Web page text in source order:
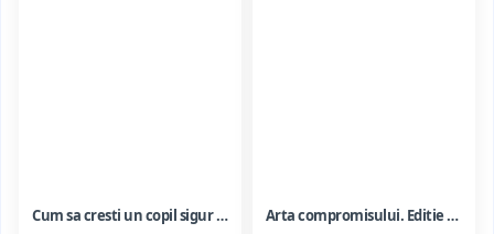
Cum sa cresti un copil sigur de sine ... si sa-i consolidezi autostima Arta compromisului. Editie ne varietur - Ileana Vulpescu